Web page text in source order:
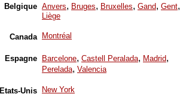
Belgique Anvers, Bruges, Bruxelles, Gand, Gent,
Liège
Canada Montréal
Espagne Barcelone, Castell Peralada, Madrid,
Perelada, Valencia
Etats-Unis New York